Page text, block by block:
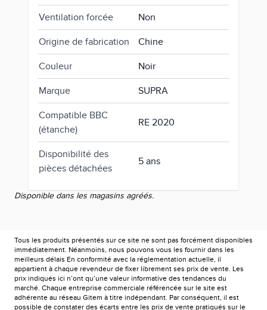
Ventilation forcée Non
Origine de fabrication Chine
Couleur Noir
Marque SUPRA
Compatible BBC
(étanche)
RE 2020
Disponibilité des
pièces détachées
5 ans
Disponible dans les magasins agréés.
Tous les produits présentés sur ce site ne sont pas forcément disponibles
immédiatement. Néanmoins, nous pouvons vous les fournir dans les
meilleurs délais En conformité avec la réglementation actuelle, il
appartient à chaque revendeur de fixer librement ses prix de vente. Les
prix indiqués ici n’ont qu’une valeur informative des tendances du
marché. Chaque entreprise commerciale référencée sur le site est
adhérente au réseau Gitem à titre indépendant. Par conséquent, il est
possible de constater des écarts entre les prix de vente pratiqués sur le